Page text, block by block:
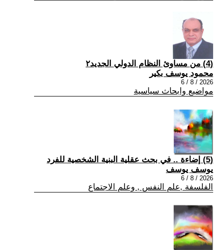
(4) من مساوئ النظام الدولي الجديد٢
محمود يوسف بكير
2026 / 8 / 6
مواضيع وابحاث سياسية
(5) إضاءة .. في بحث عقلية البنية الشخصية للفرد
يوسف يوسف
2026 / 8 / 6
الفلسفة ,علم النفس , وعلم الاجتماع